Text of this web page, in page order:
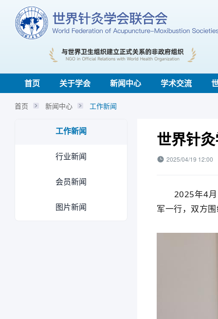
首页 关于学会 新闻中心 学术交流
首页 新闻中心 工作新闻
工作新闻
行业新闻
会员新闻
图片新闻
世界针
2025/04/19 12:00
2025年4月1
军一行，双方